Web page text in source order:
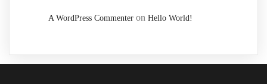
A WordPress Commenter on Hello World!